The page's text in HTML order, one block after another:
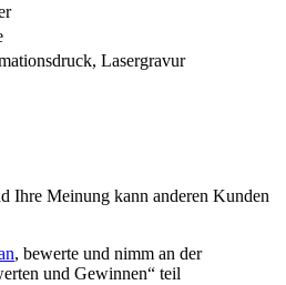
Lasergravur
Ihre Meinung kann anderen Kunden
, bewerte und nimm an der
und Gewinnen“ teil